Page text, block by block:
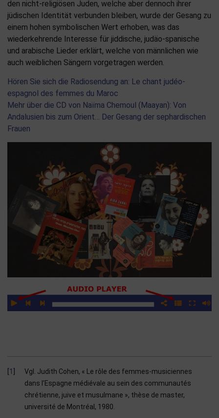
den nicht-religiösen Juden, welche aber dennoch ihrer
jüdischen Identität verbunden bleiben, wurde der Gesang zu
einem hohen symbolischen Wert erhoben, was das
wiederkehrende Interesse für jiddische, judäo-spanische
und arabische Lieder erklärt, welche von männlichen wie
auch weiblichen Sängern vorgetragen werden.
Hören Sie sich die Radiosendung an: Le chant judéo-
espagnol des femmes du Maroc
Mehr über die CD von Naïma Chemoul (Maayan): Von
Andalusien bis zum Orient… Der Gesang der sephardischen
Frauen
1
Vgl. Judith Cohen, « Le rôle des femmes-musiciennes
dans l’Espagne médiévale au sein des communautés
chrétienne, juive et musulmane », thèse de master,
université de Montréal, 1980.